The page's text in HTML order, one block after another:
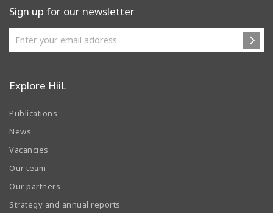
Sign up for our newsletter
Explore HiiL
Publications
News
Vacancies
Our team
Our partners
Strategy and annual reports